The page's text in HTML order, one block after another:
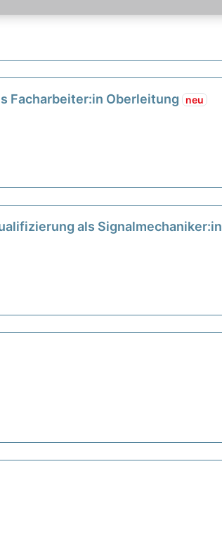
Facharbeiter:in Oberleitung neu
als Signalmechaniker:in